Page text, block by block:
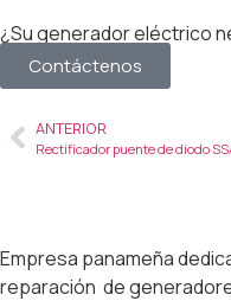
¿Su generador eléctrico
Contáctenos
ANTERIOR
Empresa panameña
reparación de